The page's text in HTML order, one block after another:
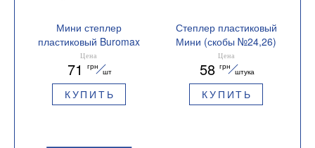
Мини степлер
пластиковый Buromax
BM.4218 на 20 листов
Цена
71 грн
шт
КУПИТЬ
Степлер пластиковый
Мини (скобы №24,26)
10 листов Buromax
BM.4216
Цена
58 грн
штука
КУПИТЬ